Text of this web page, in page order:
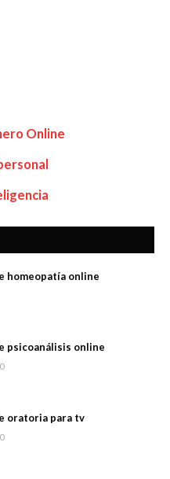
Online
homeopatía online
psicoanálisis online
oratoria para tv